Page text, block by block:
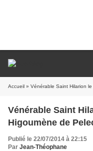
Accueil » Vénérable Saint Hilarion
Vénérable Saint
Higoumène de
Publié le 22/07/2014 à 22:15
Par Jean-Théophane